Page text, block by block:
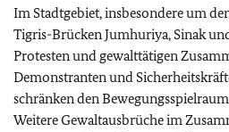
Im Stadtgebiet, insbesondere um
Tigris-Brücken Jumhuriya, Sinak
Protesten und gewalttätigen
Demonstranten und
schränken den
Weitere Gewaltausbrüche im